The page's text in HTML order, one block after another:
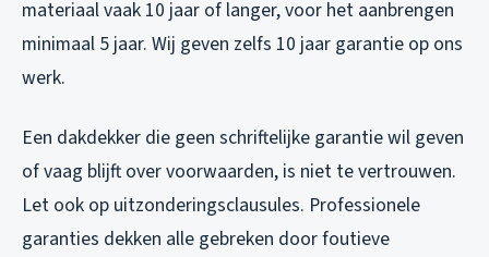
materiaal vaak 10 jaar of langer, voor het aanbrengen
minimaal 5 jaar. Wij geven zelfs 10 jaar garantie op ons
werk.
Een dakdekker die geen schriftelijke garantie wil geven
of vaag blijft over voorwaarden, is niet te vertrouwen.
Let ook op uitzonderingsclausules. Professionele
garanties dekken alle gebreken door foutieve